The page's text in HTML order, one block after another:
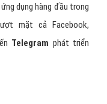
dụng hàng đầu trong
mặt cả Facebook,
Telegram phát triển